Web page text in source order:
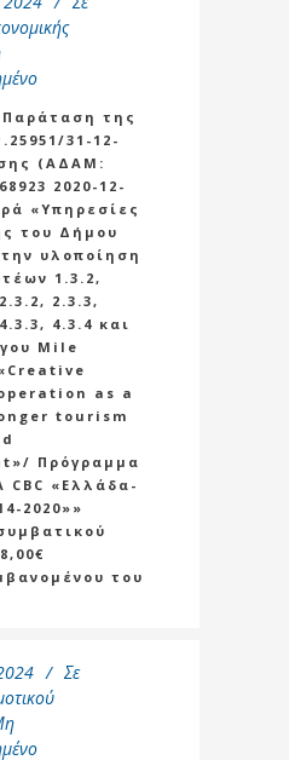
Παράταση της
31-12-
(ΑΔΑΜ:
2020-12-
«Υπηρεσίες
του Δήμου
υλοποίηση
1.3.2,
2.3.3,
4.3.4 και
Mile
as a
tourism
Πρόγραμμα
«Ελλάδα-
2020»»
του
Σε